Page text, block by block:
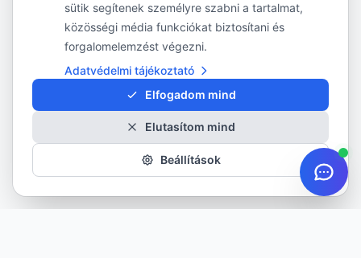
sütik segítenek személyre szabni a tartalmat,
közösségi média funkciókat biztosítani és
forgalomelemzést végezni.
Adatvédelmi tájékoztató
Elfogadom mind
Elutasítom mind
Beállítások